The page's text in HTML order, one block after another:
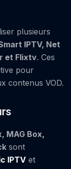
plusieurs
IPTV, Net
et Flixtv. Ces
pour
contenus VOD.
MAG Box,
sont
IPTV et